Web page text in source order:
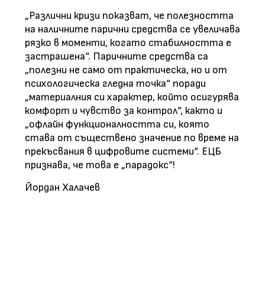
„Различни кризи показват, че полезността
на наличните парични средства се увеличава
рязко в моменти, когато стабилността е
застрашена“. Паричните средства са
„полезни не само от практическа, но и от
психологическа гледна точка“ поради
„материалния си характер, който осигурява
комфорт и чувство за контрол“, както и
„офлайн функционалността си, която
става от съществено значение по време на
прекъсвания в цифровите системи“. ЕЦБ
признава, че това е „парадокс“!
Йордан Халачев